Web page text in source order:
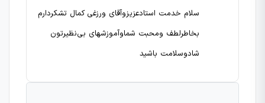
سلام خدمت استادعزیزوآقای ورزغی کمال تشکردارم
بخاطرلطف ومحبت شماوآموزشهای بی‌نظیرتون
شادوسلامت باشید